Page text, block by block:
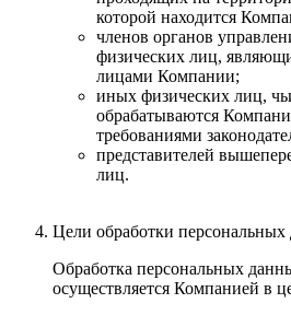
которой находится
членов органов
физических лиц,
лицами Компании;
иных физических лиц,
обрабатываются
требованиями
представителей
лиц.
Цели обработки
Обработка персональных
осуществляется Компанией в